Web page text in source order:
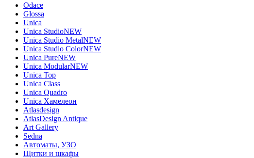
Odace
Glossa
Unica
Unica StudioNEW
Unica Studio MetalNEW
Unica Studio ColorNEW
Unica PureNEW
Unica ModularNEW
Unica Top
Unica Class
Unica Quadro
Unica Хамелеон
Atlasdesign
AtlasDesign Antique
Art Gallery
Sedna
Автоматы, УЗО
Щитки и шкафы